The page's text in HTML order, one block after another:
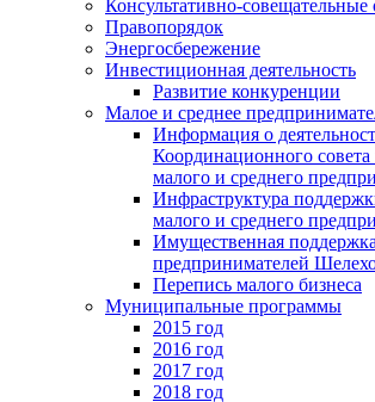
Консультативно-совещательные
Правопорядок
Энергосбережение
Инвестиционная деятельность
Развитие конкуренции
Малое и среднее
Информация о
Координационного
малого и среднего
Инфраструктура
малого и среднего
Имущественная поддержка
предпринимателей
Перепись малого бизнеса
Муниципальные программы
2015 год
2016 год
2017 год
2018 год